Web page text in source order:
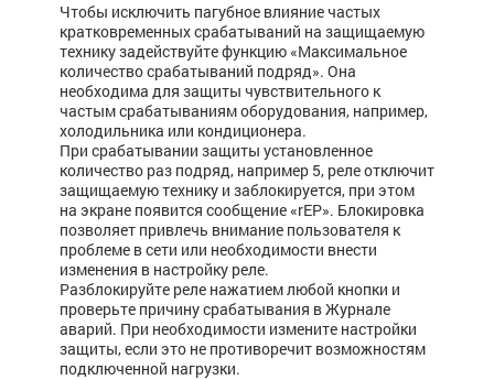
Чтобы исключить пагубное влияние частых
кратковременных срабатываний на защищаемую
технику задействуйте функцию «Максимальное
количество срабатываний подряд». Она
необходима для защиты чувствительного к
частым срабатываниям оборудования, например,
холодильника или кондиционера.
При срабатывании защиты установленное
количество раз подряд, например 5, реле отключит
защищаемую технику и заблокируется, при этом
на экране появится сообщение «rEP». Блокировка
позволяет привлечь внимание пользователя к
проблеме в сети или необходимости внести
изменения в настройку реле.
Разблокируйте реле нажатием любой кнопки и
проверьте причину срабатывания в Журнале
аварий. При необходимости измените настройки
защиты, если это не противоречит возможностям
подключенной нагрузки.